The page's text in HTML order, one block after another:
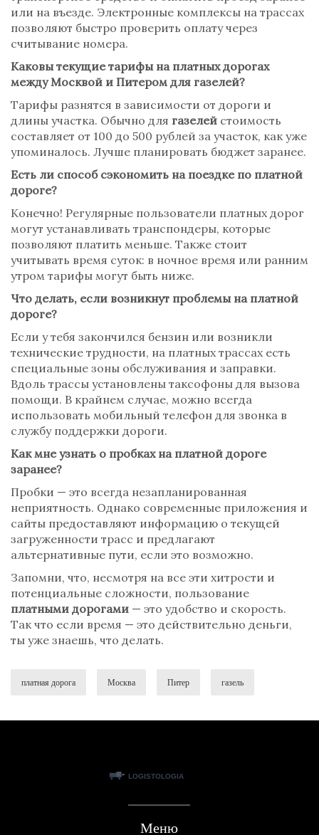
или на въезде. Электронные комплексы на трассах
позволяют быстро проверить оплату через
считывание номера.
Каковы текущие тарифы на платных дорогах
между Москвой и Питером для газелей?
Тарифы разнятся в зависимости от дороги и
длины участка. Обычно для газелей стоимость
составляет от 100 до 500 рублей за участок, как уже
упоминалось. Лучше планировать бюджет заранее.
Есть ли способ сэкономить на поездке по платной
дороге?
Конечно! Регулярные пользователи платных дорог
могут устанавливать транспондеры, которые
позволяют платить меньше. Также стоит
учитывать время суток: в ночное время или ранним
утром тарифы могут быть ниже.
Что делать, если возникнут проблемы на платной
дороге?
Если у тебя закончился бензин или возникли
технические трудности, на платных трассах есть
специальные зоны обслуживания и заправки.
Вдоль трассы установлены таксофоны для вызова
помощи. В крайнем случае, можно всегда
использовать мобильный телефон для звонка в
службу поддержки дороги.
Как мне узнать о пробках на платной дороге
заранее?
Пробки — это всегда незапланированная
неприятность. Однако современные приложения и
сайты предоставляют информацию о текущей
загруженности трасс и предлагают
альтернативные пути, если это возможно.
Запомни, что, несмотря на все эти хитрости и
потенциальные сложности, пользование
платными дорогами — это удобство и скорость.
Так что если время — это действительно деньги,
ты уже знаешь, что делать.
платная дорога Москва Питер газель
Меню